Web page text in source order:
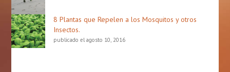
8 Plantas que Repelen a los Mosquitos y otros
Insectos.
publicado el agosto 10, 2016